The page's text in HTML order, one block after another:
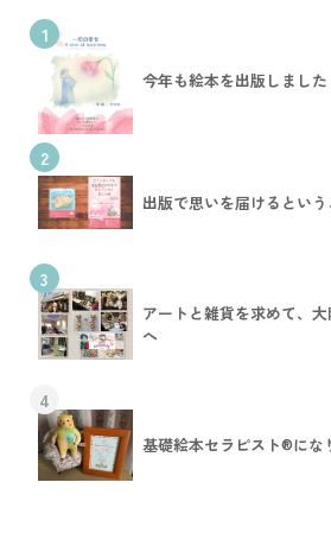
1
今年も絵本を出版しました
2
出版で思いを届けるという
3
アートと雑貨を求めて、
へ
4
基礎絵本セラピスト®︎にな